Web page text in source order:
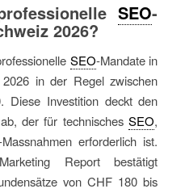
SEO-
2026?
SEO-Mandate in
in der Regel zwischen
Diese Investition deckt den
der für technischesSEO,
erforderlich ist.
Report bestätigt
von CHF 180 bis